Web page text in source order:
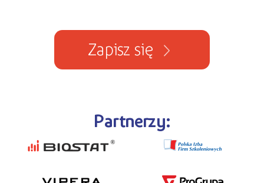
Zapisz się
Partnerzy: